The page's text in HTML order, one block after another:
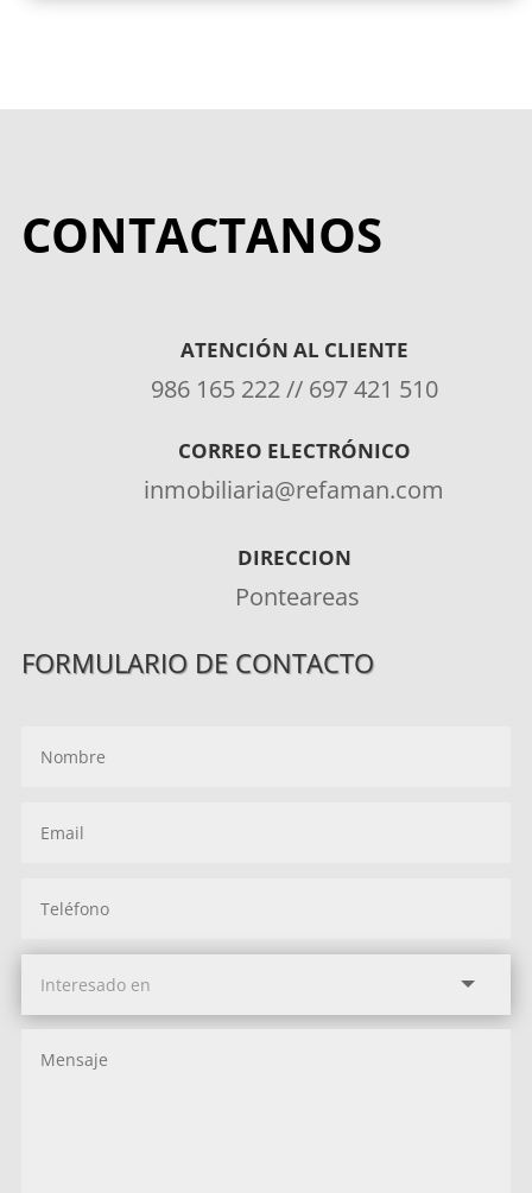
CONTACTANOS
ATENCIÓN AL CLIENTE
986 165 222 // 697 421 510
CORREO ELECTRÓNICO
inmobiliaria@refaman.com
DIRECCION
Ponteareas
FORMULARIO DE CONTACTO